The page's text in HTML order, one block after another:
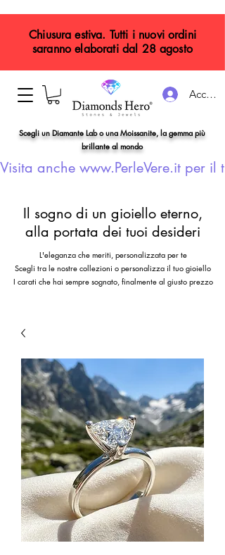
Accedi
Scegli un Diamante Lab o una Moissanite, la gemma più
brillante al mondo
Visita anche www.PerleVere.it per il
Chiusura estiva. Tutti i nuovi ordini
saranno elaborati dal 28 agosto
Il sogno di un gioiello eterno,
alla portata dei tuoi desideri
L'eleganza che meriti, personalizzata per te
Scegli tra le nostre collezioni o personalizza il tuo gioiello
I carati che hai sempre sognato, finalmente al giusto prezzo